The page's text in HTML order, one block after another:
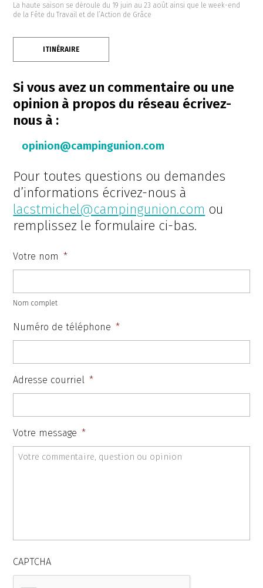
La haute saison se déroule du 19 juin au 23 août ainsi que le week-end
de la Fête du Travail et de l’Action de Grâce
ITINÉRAIRE
Si vous avez un commentaire ou une
opinion à propos du réseau écrivez-
nous à :
opinion@campingunion.com
Pour toutes questions ou demandes
d’informations écrivez-nous à
lacstmichel@campingunion.com ou
remplissez le formulaire ci-bas.
Votre nom *
Nom complet
Numéro de téléphone *
Adresse courriel *
Votre message *
CAPTCHA